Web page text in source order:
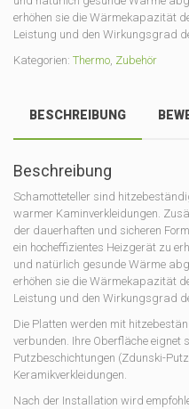
erhöhen sie die Wärmekapazität
Leistung und den Wirkungsgrad
Kategorien: Thermo, Zubehör
BESCHREIBUNG
Beschreibung
Schamotteteller sind
warmer Kaminverkleidungen.
der dauerhaften und sicheren
ein hocheffizientes Heizgerät zu
und natürlich gesunde Wärme
erhöhen sie die Wärmekapazität
Leistung und den Wirkungsgrad
Die Platten werden mit
verbunden. Ihre Oberfläche eignet
Putzbeschichtungen (Zdunski-
Keramikverkleidungen.
Nach der Installation wird